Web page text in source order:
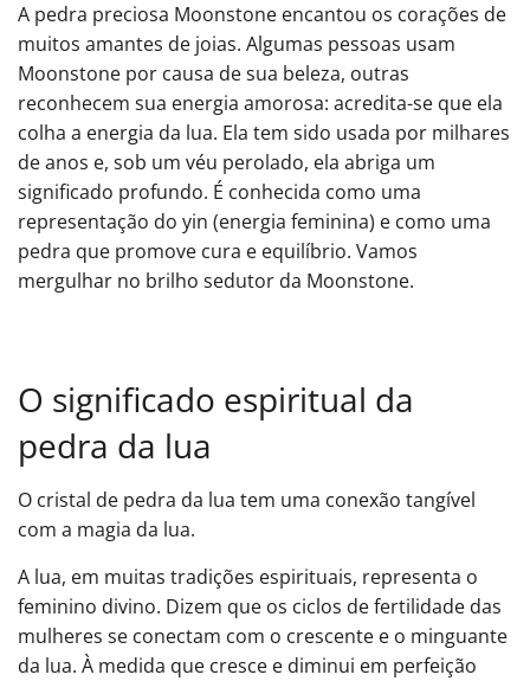
A pedra preciosa Moonstone encantou os corações de
muitos amantes de joias. Algumas pessoas usam
Moonstone por causa de sua beleza, outras
reconhecem sua energia amorosa: acredita-se que ela
colha a energia da lua. Ela tem sido usada por milhares
de anos e, sob um véu perolado, ela abriga um
significado profundo. É conhecida como uma
representação do yin (energia feminina) e como uma
pedra que promove cura e equilíbrio. Vamos
mergulhar no brilho sedutor da Moonstone.
O significado espiritual da
pedra da lua
O cristal de pedra da lua tem uma conexão tangível
com a magia da lua.
A lua, em muitas tradições espirituais, representa o
feminino divino. Dizem que os ciclos de fertilidade das
mulheres se conectam com o crescente e o minguante
da lua. À medida que cresce e diminui em perfeição